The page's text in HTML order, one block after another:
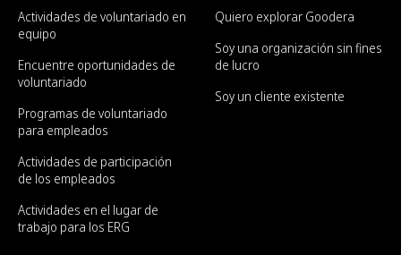
Actividades de voluntariado en
equipo
Encuentre oportunidades de
voluntariado
Programas de voluntariado
para empleados
Actividades de participación
de los empleados
Actividades en el lugar de
trabajo para los ERG
Quiero explorar Goodera
Soy una organización sin fines
de lucro
Soy un cliente existente